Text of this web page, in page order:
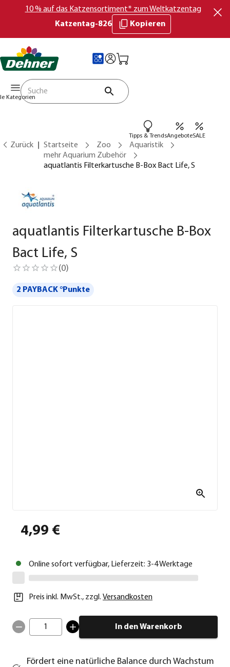
10 % auf das Katzensortiment* zum Weltkatzentag
Katzentag-826
Kopieren
Kategorien
Tipps & TrendsAngeboteSALE
Zurück Startseite Zoo
Aquaristik
mehr Aquarium Zubehör
aquatlantis Filterkartusche B-Box Bact Life, S
aquatlantis Filterkartusche B-Box
Bact Life, S
(0)
2 PAYBACK °Punkte
4,99 €
Online sofort verfügbar, Lieferzeit: 3-4 Werktage
Preis inkl. MwSt., zzgl. Versandkosten
1 In den Warenkorb
Fördert eine natürliche Balance durch Wachstum